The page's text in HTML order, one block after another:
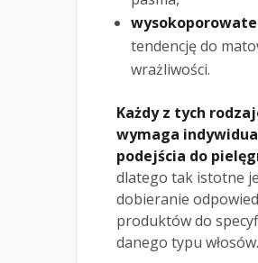
wysokoporowate
tendencję do
wrażliwości.
Każdy z tych
wymaga
podejścia do
dlatego tak istotne
dobieranie
produktów do
danego typu włosów.